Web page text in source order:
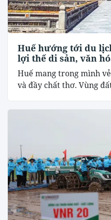
Huế hướng tới du
lợi thế di sản, văn
Huế mang trong mình
và đầy chất thơ. Vùng